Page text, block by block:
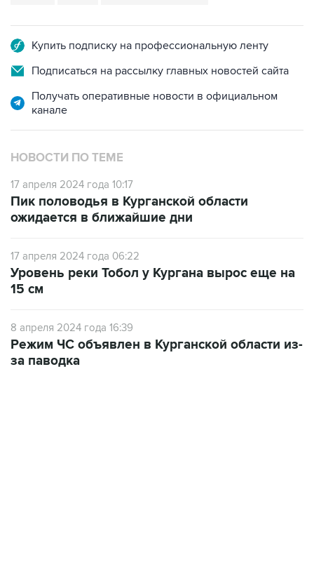
Купить подписку на профессиональную ленту
Подписаться на рассылку главных новостей сайта
Получать оперативные новости в официальном
канале
НОВОСТИ ПО ТЕМЕ
17 апреля 2024 года 10:17
Пик половодья в Курганской области
ожидается в ближайшие дни
17 апреля 2024 года 06:22
Уровень реки Тобол у Кургана вырос еще на
15 см
8 апреля 2024 года 16:39
Режим ЧС объявлен в Курганской области из-
за паводка